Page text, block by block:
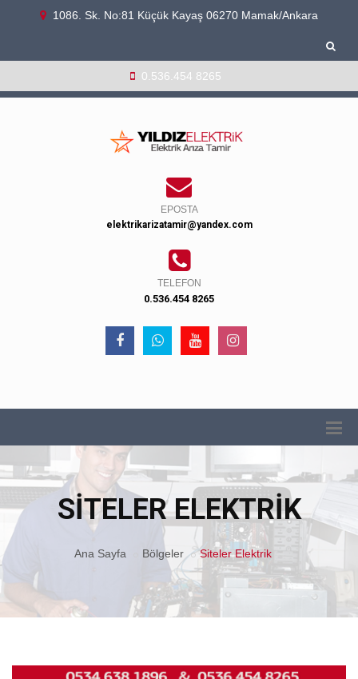
1086. Sk. No:81 Küçük Kayaş 06270 Mamak/Ankara
0.536.454 8265
EPOSTA
elektrikarizatamir@yandex.com
TELEFON
0.536.454 8265
SITELER ELEKTRIK
Ana Sayfa Bölgeler Siteler Elektrik